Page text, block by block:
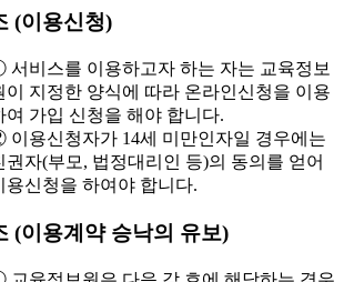
(이용신청)
서비스를 이용하고자 하는 자는 교육정보
이 지정한 양식에 따라 온라인신청을 이용
여 가입 신청을 해야 합니다.
이용신청자가 14세 미만인자일 경우에는
권자(부모, 법정대리인 등)의 동의를 얻어
용신청을 하여야 합니다.
(이용계약 승낙의 유보)